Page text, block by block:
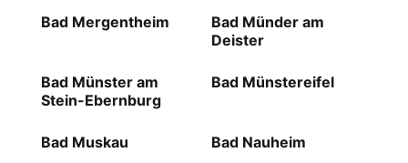
Bad Mergentheim
Bad Münder am
Deister
Bad Münster am
Stein-Ebernburg
Bad Münstereifel
Bad Muskau Bad Nauheim